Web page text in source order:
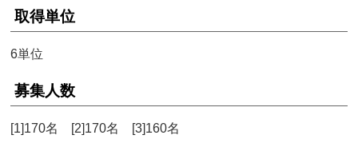
取得単位
6単位
募集人数
[1]170名 [2]170名 [3]160名